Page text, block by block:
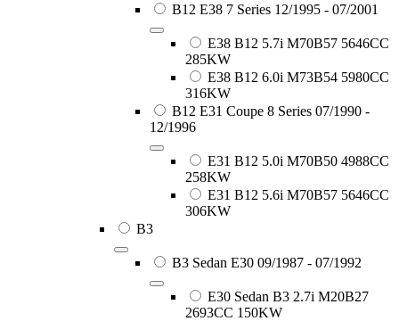
B12 E38 7 Series 12/1995 - 07/2001
E38 B12 5.7i M70B57 5646CC
285KW
E38 B12 6.0i M73B54 5980CC
316KW
B12 E31 Coupe 8 Series 07/1990 -
12/1996
E31 B12 5.0i M70B50 4988CC
258KW
E31 B12 5.6i M70B57 5646CC
306KW
B3
B3 Sedan E30 09/1987 - 07/1992
E30 Sedan B3 2.7i M20B27
2693CC 150KW